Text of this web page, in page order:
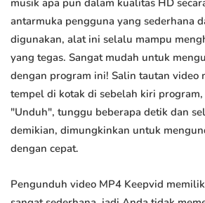
musik apa pun dalam kualitas HD
antarmuka pengguna yang sederhana
digunakan, alat ini selalu mampu
yang tegas. Sangat mudah untuk
dengan program ini! Salin tautan video
tempel di kotak di sebelah kiri
"Unduh", tunggu beberapa detik dan
demikian, dimungkinkan untuk
dengan cepat.
Pengunduh video MP4 Keepvid